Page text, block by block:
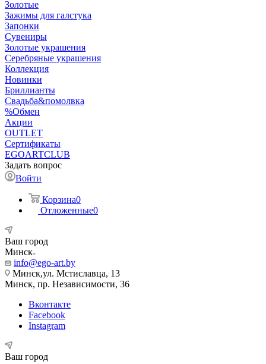
Золотые
Зажимы для галстука
Запонки
Сувениры
Золотые украшения
Серебряные украшения
Коллекция
Новинки
Бриллианты
Свадьба&помолвка
%Обмен
Акции
OUTLET
Сертификаты
EGOARTCLUB
Задать вопрос
Войти
Корзина0
Отложенные0
Ваш город
Минск
info@ego-art.by
Минск,ул. Мстиславца, 13
Минск, пр. Независимости, 36
Вконтакте
Facebook
Instagram
Ваш город